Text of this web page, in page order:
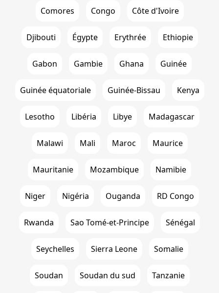
Comores Congo Côte d'Ivoire
Djibouti Égypte Erythrée Ethiopie
Gabon Gambie Ghana Guinée
Guinée équatoriale Guinée-Bissau Kenya
Lesotho Libéria Libye Madagascar
Malawi Mali Maroc Maurice
Mauritanie Mozambique Namibie
Niger Nigéria Ouganda RD Congo
Rwanda Sao Tomé-et-Principe Sénégal
Seychelles Sierra Leone Somalie
Soudan Soudan du sud Tanzanie